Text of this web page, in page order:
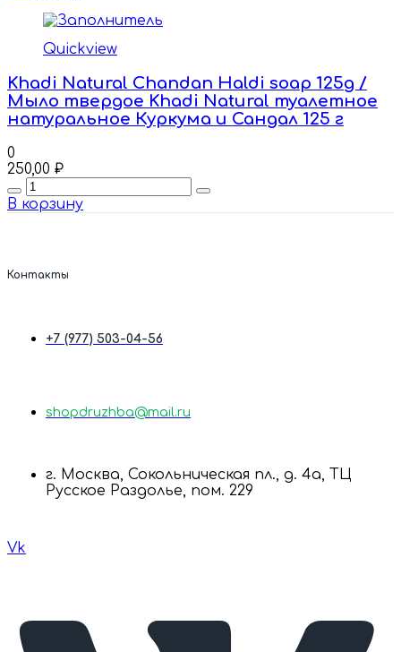
Quickview
Khadi Natural Chandan Haldi soap 125g /
Мыло твердое Khadi Natural туалетное
натуральное Куркума и Сандал 125 г
0
250,00 ₽
Quantity
В корзину
Контакты
+7 (977) 503-04-56
shopdruzhba@mail.ru
г. Москва, Сокольническая пл., д. 4а, ТЦ
Русское Раздолье, пом. 229
Vk